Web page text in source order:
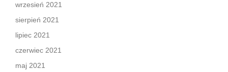
wrzesień 2021
sierpień 2021
lipiec 2021
czerwiec 2021
maj 2021